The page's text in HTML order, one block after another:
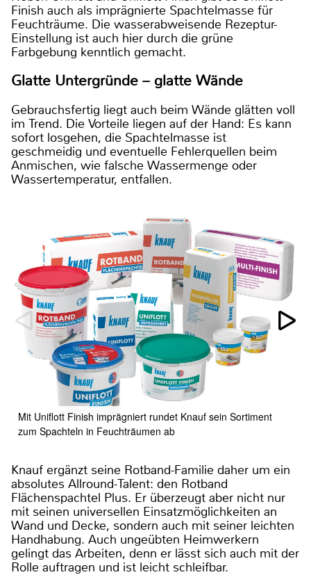
Finish auch als imprägnierte Spachtelmasse für
Feuchträume. Die wasserabweisende Rezeptur-
Einstellung ist auch hier durch die grüne
Farbgebung kenntlich gemacht.
Glatte Untergründe – glatte Wände
Gebrauchsfertig liegt auch beim Wände glätten voll
im Trend. Die Vorteile liegen auf der Hand: Es kann
sofort losgehen, die Spachtelmasse ist
geschmeidig und eventuelle Fehlerquellen beim
Anmischen, wie falsche Wassermenge oder
Wassertemperatur, entfallen.
Mit Uniflott Finish imprägniert rundet Knauf sein Sortiment
zum Spachteln in Feuchträumen ab
Knauf ergänzt seine Rotband-Familie daher um ein
absolutes Allround-Talent: den Rotband
Flächenspachtel Plus. Er überzeugt aber nicht nur
mit seinen universellen Einsatzmöglichkeiten an
Wand und Decke, sondern auch mit seiner leichten
Handhabung. Auch ungeübten Heimwerkern
gelingt das Arbeiten, denn er lässt sich auch mit der
Rolle auftragen und ist leicht schleifbar.